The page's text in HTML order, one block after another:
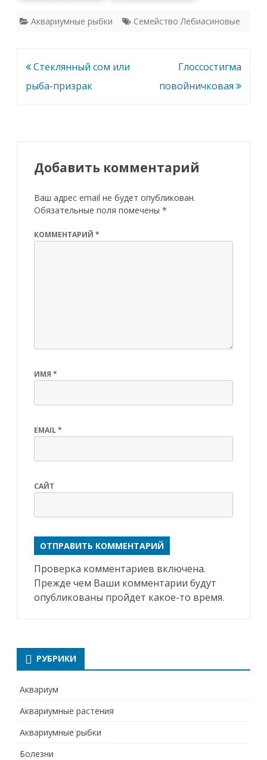
Аквариумные рыбки Семейство Лебиасиновые
Навигация
по
Стеклянный сом или
рыба-призрак
Глоссостигма
повойничковая
Добавить комментарий
Ваш адрес email не будет опубликован.
Обязательные поля помечены *
КОММЕНТАРИЙ *
ИМЯ *
EMAIL*
САЙТ
Проверка комментариев включена.
Прежде чем Ваши комментарии будут
опубликованы пройдет какое-то время.
РУБРИКИ
Аквариум
Аквариумные растения
Аквариумные рыбки
Болезни